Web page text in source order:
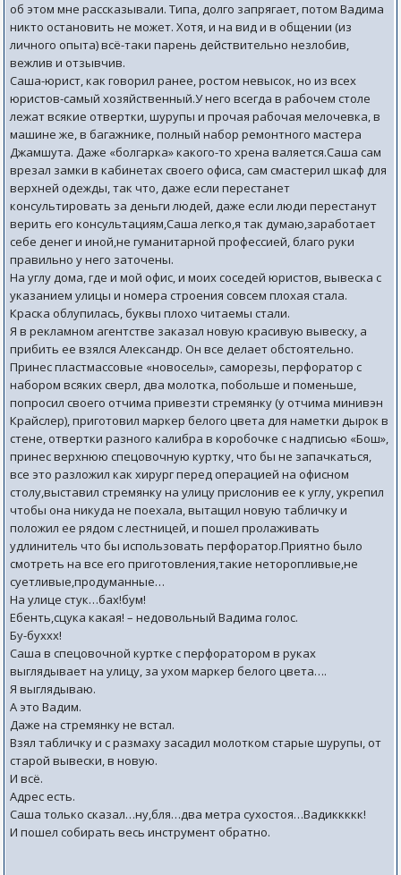
об этом мне рассказывали. Типа, долго запрягает, потом Вадима
никто остановить не может. Хотя, и на вид и в общении (из
личного опыта) всё-таки парень действительно незлобив,
вежлив и отзывчив.
Саша-юрист, как говорил ранее, ростом невысок, но из всех
юристов-самый хозяйственный.У него всегда в рабочем столе
лежат всякие отвертки, шурупы и прочая рабочая мелочевка, в
машине же, в багажнике, полный набор ремонтного мастера
Джамшута. Даже «болгарка» какого-то хрена валяется.Саша сам
врезал замки в кабинетах своего офиса, сам смастерил шкаф для
верхней одежды, так что, даже если перестанет
консультировать за деньги людей, даже если люди перестанут
верить его консультациям,Саша легко,я так думаю,заработает
себе денег и иной,не гуманитарной профессией, благо руки
правильно у него заточены.
На углу дома, где и мой офис, и моих соседей юристов, вывеска с
указанием улицы и номера строения совсем плохая стала.
Краска облупилась, буквы плохо читаемы стали.
Я в рекламном агентстве заказал новую красивую вывеску, а
прибить ее взялся Александр. Он все делает обстоятельно.
Принес пластмассовые «новоселы», саморезы, перфоратор с
набором всяких сверл, два молотка, побольше и поменьше,
попросил своего отчима привезти стремянку (у отчима минивэн
Крайслер), приготовил маркер белого цвета для наметки дырок в
стене, отвертки разного калибра в коробочке с надписью «Бош»,
принес верхнюю спецовочную куртку, что бы не запачкаться,
все это разложил как хирург перед операцией на офисном
столу,выставил стремянку на улицу прислонив ее к углу, укрепил
чтобы она никуда не поехала, вытащил новую табличку и
положил ее рядом с лестницей, и пошел пролаживать
удлинитель что бы использовать перфоратор.Приятно было
смотреть на все его приготовления,такие неторопливые,не
суетливые,продуманные…
На улице стук…бах!бум!
Ебенть,сцука какая! – недовольный Вадима голос.
Бу-буххх!
Саша в спецовочной куртке с перфоратором в руках
выглядывает на улицу, за ухом маркер белого цвета….
Я выглядываю.
А это Вадим.
Даже на стремянку не встал.
Взял табличку и с размаху засадил молотком старые шурупы, от
старой вывески, в новую.
И всё.
Адрес есть.
Саша только сказал…ну,бля…два метра сухостоя…Вадиккккк!
И пошел собирать весь инструмент обратно.